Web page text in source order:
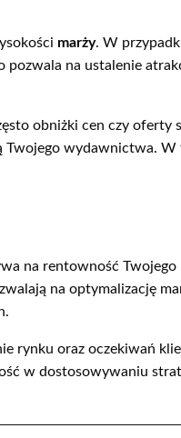
marży. W
pozwala na ustalenie
obniżki cen czy oferty
wydawnictwa. W
na rentowność
na optymalizację
rynku oraz oczekiwań
w dostosowywaniu